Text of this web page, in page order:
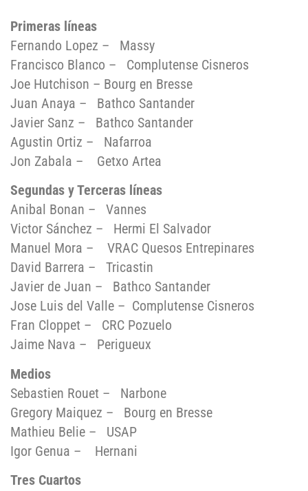
Primeras líneas
Fernando Lopez – Massy
Francisco Blanco – Complutense Cisneros
Joe Hutchison – Bourg en Bresse
Juan Anaya – Bathco Santander
Javier Sanz – Bathco Santander
Agustin Ortiz – Nafarroa
Jon Zabala – Getxo Artea
Segundas y Terceras líneas
Anibal Bonan – Vannes
Victor Sánchez – Hermi El Salvador
Manuel Mora – VRAC Quesos Entrepinares
David Barrera – Tricastin
Javier de Juan – Bathco Santander
Jose Luis del Valle – Complutense Cisneros
Fran Cloppet – CRC Pozuelo
Jaime Nava – Perigueux
Medios
Sebastien Rouet – Narbone
Gregory Maiquez – Bourg en Bresse
Mathieu Belie – USAP
Igor Genua – Hernani
Tres Cuartos